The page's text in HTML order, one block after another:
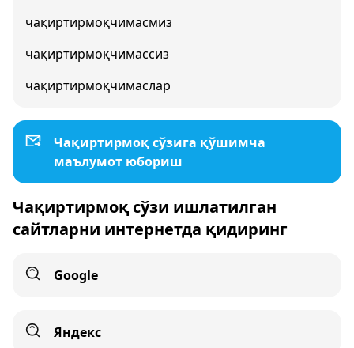
чақиртирмоқчимасмиз
чақиртирмоқчимассиз
чақиртирмоқчимаслар
Чақиртирмоқ сўзига қўшимча
маълумот юбориш
Чақиртирмоқ сўзи ишлатилган
сайтларни интернетда қидиринг
Google
Яндекс